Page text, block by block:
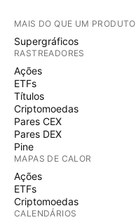
MAIS DO QUE UM PRODUTO
Supergráficos
RASTREADORES
Ações
ETFs
Títulos
Criptomoedas
Pares CEX
Pares DEX
Pine
MAPAS DE CALOR
Ações
ETFs
Criptomoedas
CALENDÁRIOS